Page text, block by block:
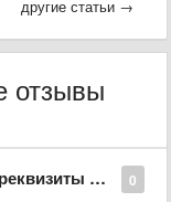
другие статьи →
отзывы
0
в форматах .xls и xlsx